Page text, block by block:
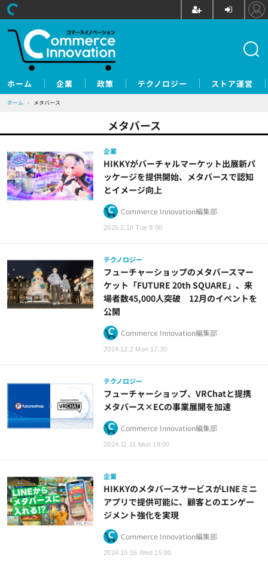
ホーム 企業 政策 テクノロジー ストア運営
ホーム › メタバース
メタバース
企業
2025.2.18 Tue 8:00
HIKKYがバーチャルマーケット出展新パ
ッケージを提供開始、メタバースで認知
とイメージ向上
Commerce Innovation編集部
テクノロジー
2024.12.2 Mon 17:30
フューチャーショップのメタバースマー
ケット「FUTURE 20th SQUARE」、来
場者数45,000人突破 12月のイベントを
公開
Commerce Innovation編集部
テクノロジー
2024.11.11 Mon 19:00
フューチャーショップ、VRChatと提携
メタバース×ECの事業展開を加速
Commerce Innovation編集部
企業
2024.10.16 Wed 15:00
HIKKYのメタバースサービスがLINEミニ
アプリで提供可能に、顧客とのエンゲー
ジメント強化を実現
Commerce Innovation編集部